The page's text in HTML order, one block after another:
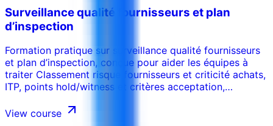
Surveillance qualité fournisseurs et plan
d’inspection
Formation pratique sur surveillance qualité fournisseurs
et plan d’inspection, conçue pour aider les équipes à
traiter Classement risque fournisseurs et criticité achats,
ITP, points hold/witness et critères acceptation,
NCR, concession et actions correctives, Dossier
View course